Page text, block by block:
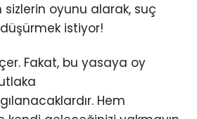
oyunu alarak, suç
istiyor!
Fakat, bu yasaya oy
Hem